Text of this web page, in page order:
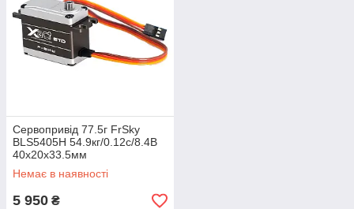
Сервопривід 77.5г FrSky
BLS5405H 54.9кг/0.12с/8.4В
40x20x33.5мм
Немає в наявності
5 950 ₴